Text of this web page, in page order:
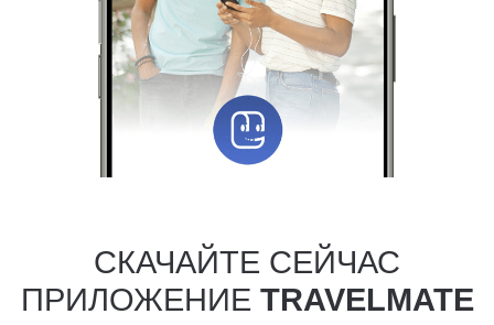
СКАЧАЙТЕ СЕЙЧАС
ПРИЛОЖЕНИЕ TRAVELMATE